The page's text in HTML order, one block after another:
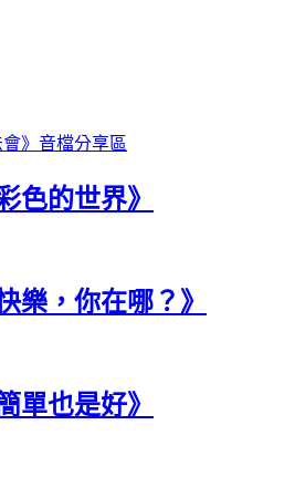
會》音檔分享區
色的世界》
樂，你在哪？》
單也是好》